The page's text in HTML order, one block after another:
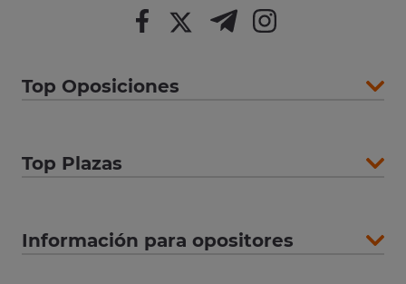
Top Oposiciones
Top Plazas
Información para opositores